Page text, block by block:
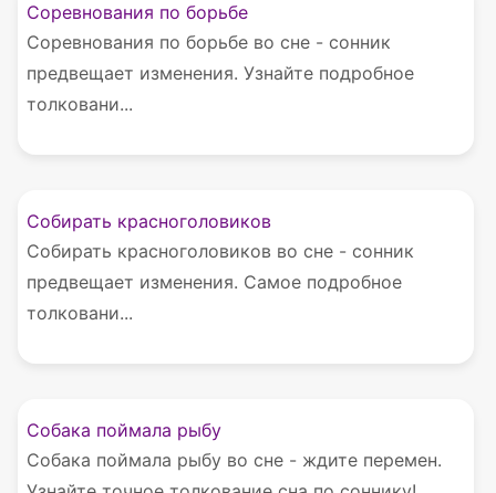
Соревнования по борьбе
Соревнования по борьбе во сне - сонник
предвещает изменения. Узнайте подробное
толковани...
Собирать красноголовиков
Собирать красноголовиков во сне - сонник
предвещает изменения. Самое подробное
толковани...
Собака поймала рыбу
Собака поймала рыбу во сне - ждите перемен.